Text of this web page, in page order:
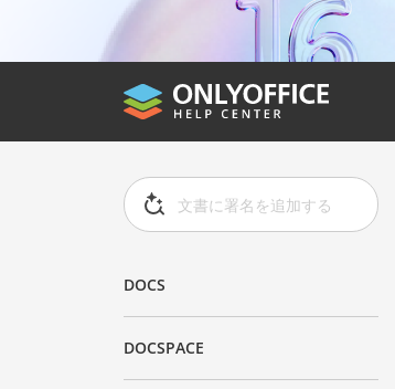
DOCS
DOCSPACE